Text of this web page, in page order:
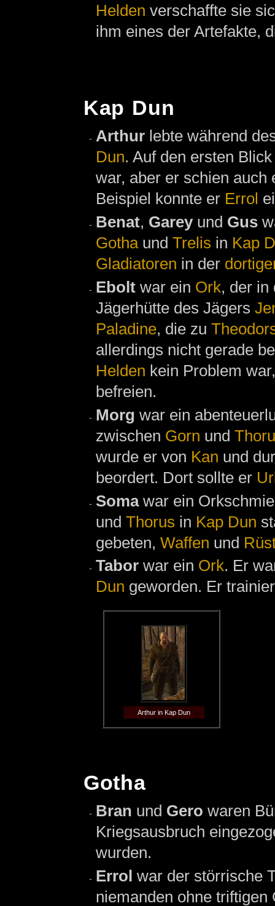
Helden verschaffte sie
ihm eines der Artefakte,
Kap Dun
Arthur lebte während
Dun. Auf den ersten
war, aber er schien auch
Beispiel konnte er Errol
Benat, Gareyund Gus
Gothaund Trelis in Kap
Gladiatoren in der
Ebolt war ein Ork, der
Jägerhütte des Jägers
Paladine, die zu
allerdings nicht gerade
Helden kein Problem
befreien.
Morg war ein
zwischen Gorn und
wurde er von Kan und
beordert. Dort sollte er
Somawar ein
und Thorus in Kap Dun
gebeten, Waffen und
Tabor war ein Ork. Er
Dun geworden. Er
Arthur in Kap Dun
Gotha
Bran und Gero waren
Kriegsausbruch
wurden.
Errol war der störrische
niemanden ohne